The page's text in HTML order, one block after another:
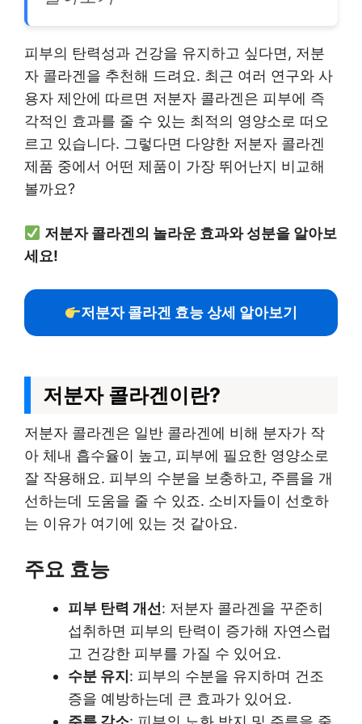
피부의 탄력성과 건강을 유지하고 싶다면, 저분
자 콜라겐을 추천해 드려요. 최근 여러 연구와 사
용자 제안에 따르면 저분자 콜라겐은 피부에 즉
각적인 효과를 줄 수 있는 최적의 영양소로 떠오
르고 있습니다. 그렇다면 다양한 저분자 콜라겐
제품 중에서 어떤 제품이 가장 뛰어난지 비교해
볼까요?
저분자 콜라겐의 놀라운 효과와 성분을 알아보
세요!
저분자 콜라겐 효능 상세 알아보기
저분자 콜라겐이란?
저분자 콜라겐은 일반 콜라겐에 비해 분자가 작
아 체내 흡수율이 높고, 피부에 필요한 영양소로
잘 작용해요. 피부의 수분을 보충하고, 주름을 개
선하는데 도움을 줄 수 있죠. 소비자들이 선호하
는 이유가 여기에 있는 것 같아요.
주요 효능
피부 탄력 개선 : 저분자 콜라겐을 꾸준히
섭취하면 피부의 탄력이 증가해 자연스럽
고 건강한 피부를 가질 수 있어요.
수분 유지 : 피부의 수분을 유지하며 건조
증을 예방하는데 큰 효과가 있어요.